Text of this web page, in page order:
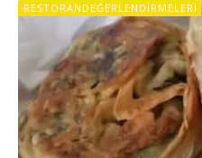
RESTORANDEĞERLENDIRMELERI